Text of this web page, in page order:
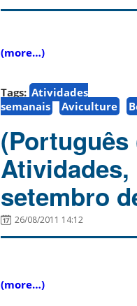
(more…)
Tags: Atividades
semanais
Aviculture
Atividades,
setembro
26/08/2011 14:12
(more…)